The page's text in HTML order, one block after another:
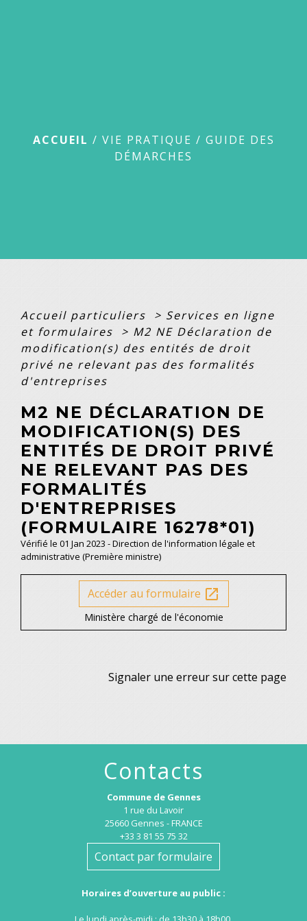
ACCUEIL / VIE PRATIQUE / GUIDE DES
DÉMARCHES
Accueil particuliers > Services en ligne
et formulaires
> M2 NE Déclaration de
modification(s) des entités de droit
privé ne relevant pas des formalités
d'entreprises
M2 NE DÉCLARATION DE
MODIFICATION(S) DES
ENTITÉS DE DROIT PRIVÉ
NE RELEVANT PAS DES
FORMALITÉS
D'ENTREPRISES
(FORMULAIRE 16278*01)
Vérifié le 01 Jan 2023 - Direction de l'information légale et
administrative (Première ministre)
Accéder au formulaire open_in_new
Ministère chargé de l'économie
Signaler une erreur sur cette page
Contacts
Commune de Gennes
1 rue du Lavoir
25660 Gennes - FRANCE
+33 3 81 55 75 32
Contact par formulaire
Horaires d’ouverture au public :